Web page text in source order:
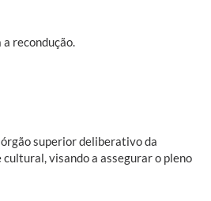
recondução.
órgão superior deliberativo da
visando a assegurar o pleno